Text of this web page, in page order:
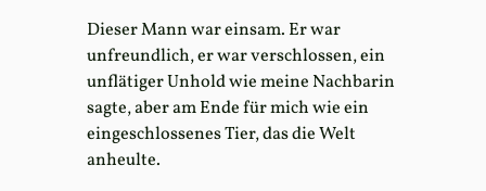
Dieser Mann war einsam. Er war
unfreundlich, er war verschlossen, ein
unflätiger Unhold wie meine Nachbarin
sagte, aber am Ende für mich wie ein
eingeschlossenes Tier, das die Welt
anheulte.